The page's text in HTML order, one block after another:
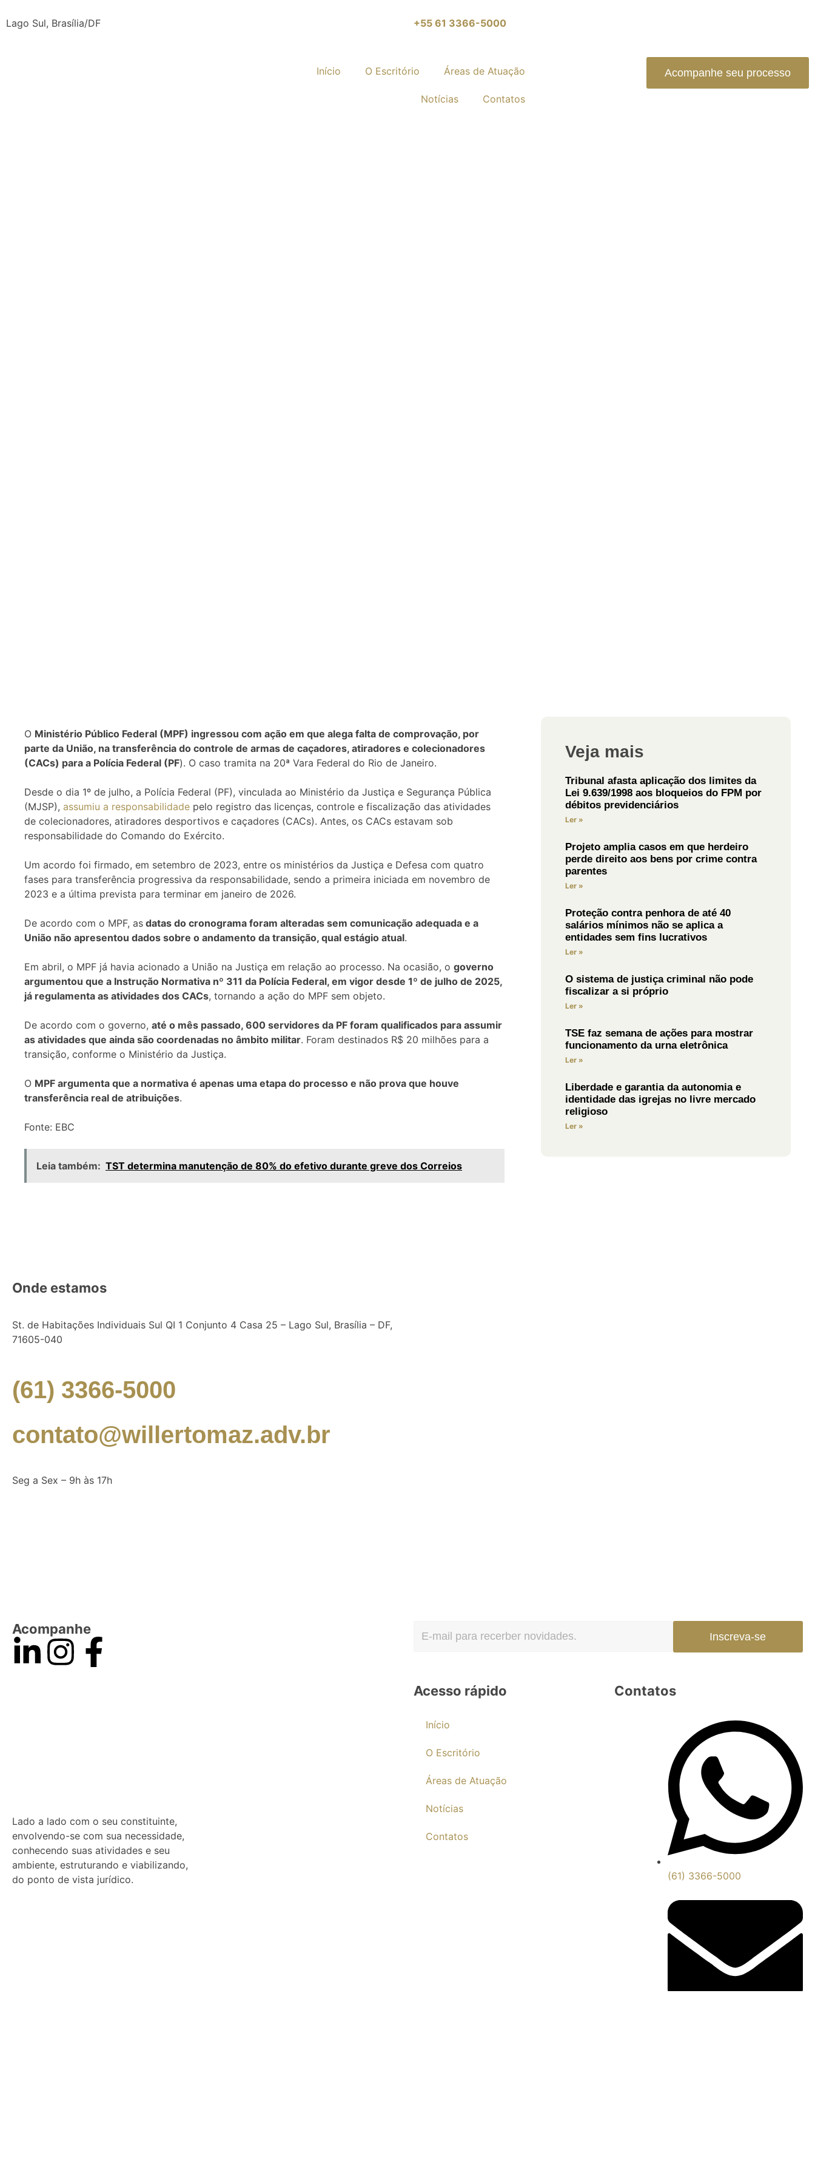
Lago Sul, Brasília/DF +55 61 3366-5000
Início O Escritório Áreas de Atuação
Notícias Contatos
Acompanhe seu processo
O Ministério Público Federal (MPF) ingressou com ação em que alega falta de comprovação, por
parte da União, na transferência do controle de armas de caçadores, atiradores e colecionadores
(CACs) para a Polícia Federal (PF). O caso tramita na 20ª Vara Federal do Rio de Janeiro.
Desde o dia 1º de julho, a Polícia Federal (PF), vinculada ao Ministério da Justiça e Segurança Pública
(MJSP), assumiu a responsabilidade pelo registro das licenças, controle e fiscalização das atividades
de colecionadores, atiradores desportivos e caçadores (CACs). Antes, os CACs estavam sob
responsabilidade do Comando do Exército.
Um acordo foi firmado, em setembro de 2023, entre os ministérios da Justiça e Defesa com quatro
fases para transferência progressiva da responsabilidade, sendo a primeira iniciada em novembro de
2023 e a última prevista para terminar em janeiro de 2026.
De acordo com o MPF, as datas do cronograma foram alteradas sem comunicação adequada e a
União não apresentou dados sobre o andamento da transição, qual estágio atual.
Em abril, o MPF já havia acionado a União na Justiça em relação ao processo. Na ocasião, o governo
argumentou que a Instrução Normativa nº 311 da Polícia Federal, em vigor desde 1º de julho de 2025,
já regulamenta as atividades dos CACs, tornando a ação do MPF sem objeto.
De acordo com o governo, até o mês passado, 600 servidores da PF foram qualificados para assumir
as atividades que ainda são coordenadas no âmbito militar. Foram destinados R$ 20 milhões para a
transição, conforme o Ministério da Justiça.
O MPF argumenta que a normativa é apenas uma etapa do processo e não prova que houve
transferência real de atribuições.
Fonte: EBC
Leia também: TST determina manutenção de 80% do efetivo durante greve dos Correios
Veja mais
Tribunal afasta aplicação dos limites da
Lei 9.639/1998 aos bloqueios do FPM por
débitos previdenciários
Ler »
Projeto amplia casos em que herdeiro
perde direito aos bens por crime contra
parentes
Ler »
Proteção contra penhora de até 40
salários mínimos não se aplica a
entidades sem fins lucrativos
Ler »
O sistema de justiça criminal não pode
fiscalizar a si próprio
Ler »
TSE faz semana de ações para mostrar
funcionamento da urna eletrônica
Ler »
Liberdade e garantia da autonomia e
identidade das igrejas no livre mercado
religioso
Ler »
Onde estamos
St. de Habitações Individuais Sul QI 1 Conjunto 4 Casa 25 – Lago Sul, Brasília – DF,
71605-040
(61) 3366-5000
contato@willertomaz.adv.br
Seg a Sex – 9h às 17h
Acompanhe Inscreva-se
Lado a lado com o seu constituinte,
envolvendo-se com sua necessidade,
conhecendo suas atividades e seu
ambiente, estruturando e viabilizando,
do ponto de vista jurídico.
Acesso rápido
Início
O Escritório
Áreas de Atuação
Notícias
Contatos
Contatos
(61) 3366-5000